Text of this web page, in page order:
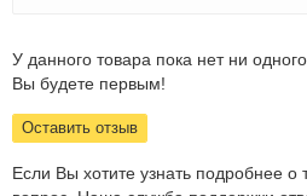
У данного товара пока нет ни
Вы будете первым!
Оставить отзыв
Если Вы хотите узнать подробнее о